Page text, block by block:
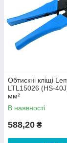
Обтискні кліщі
LTL15026 (HS-
мм²
В наявності
588,20 ₴